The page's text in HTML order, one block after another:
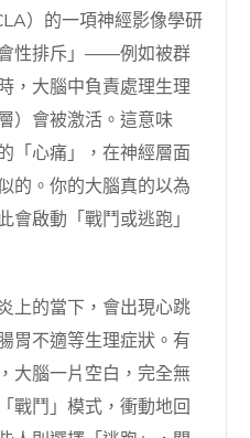
）的一項神經影像學研
性排斥」——例如被群
大腦中負責處理生理
）會被激活。這意味
「心痛」，在神經層面
的。你的大腦真的以為
會啟動「戰鬥或逃跑」
上的當下，會出現心跳
胃不適等生理症狀。有
大腦一片空白，完全無
戰鬥」模式，衝動地回